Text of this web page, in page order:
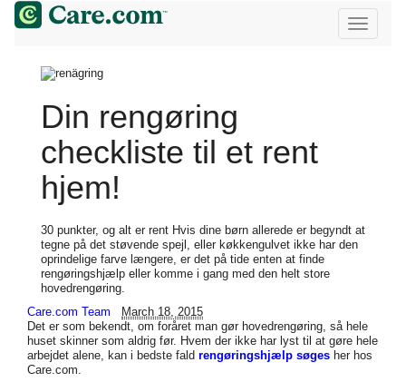
Din rengøring
checkliste til et rent
hjem!
30 punkter, og alt er rent Hvis dine børn allerede er begyndt at
tegne på det støvende spejl, eller køkkengulvet ikke har den
oprindelige farve længere, er det på tide enten at finde
rengøringshjælp eller komme i gang med den helt store
hovedrengøring.
Care.com Team
March 18, 2015
Det er som bekendt, om foråret man gør hovedrengøring, så hele
huset skinner som aldrig før. Hvem der ikke har lyst til at gøre hele
arbejdet alene, kan i bedste fald rengøringshjælp søges her hos
Care.com.